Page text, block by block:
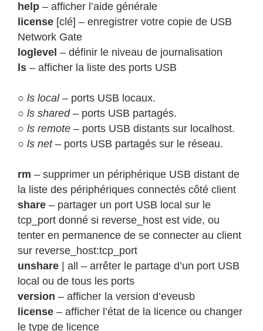
help – afficher l’aide générale
license [clé] – enregistrer votre copie de USB
Network Gate
loglevel – définir le niveau de journalisation
ls – afficher la liste des ports USB
○ ls local– ports USB locaux.
○ ls shared– ports USB partagés.
○ ls remote – ports USB distants sur localhost.
○ ls net– ports USB partagés sur le réseau.
rm – supprimer un périphérique USB distant de
la liste des périphériques connectés côté client
share – partager un port USB local sur le
tcp_port donné si reverse_host est vide, ou
tenter en permanence de se connecter au client
sur reverse_host:tcp_port
unshare | all – arrêter le partage d’un port USB
local ou de tous les ports
version – afficher la version d’eveusb
license – afficher l’état de la licence ou changer
le type de licence